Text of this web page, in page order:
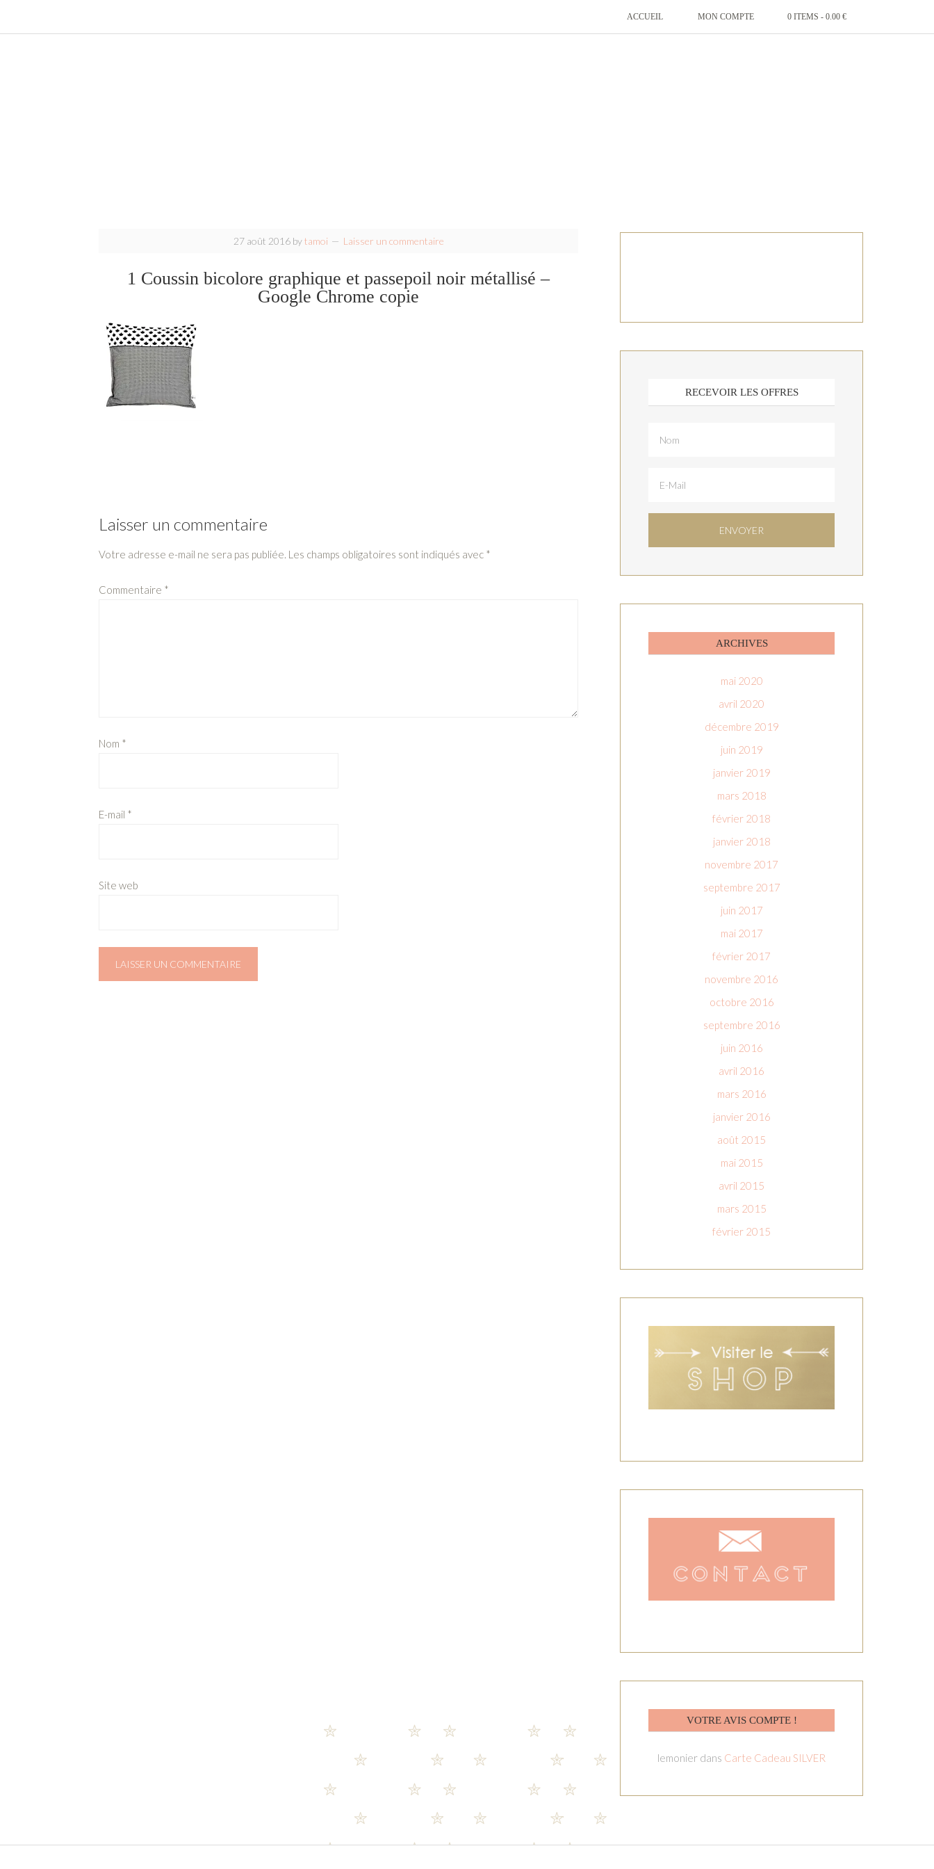
ACCUEIL MON COMPTE 0 ITEMS - 0.00 €
27 août 2016bytamoi Laisser un commentaire
1 Coussin bicolore graphique et passepoil noir métallisé –
Google Chrome copie
Laisser un commentaire
Votre adresse e-mail ne sera pas publiée. Les champs obligatoires sont indiqués avec *
Commentaire *
Nom *
E-mail *
Site web
RECEVOIR LES OFFRES
ARCHIVES
mai 2020
avril 2020
décembre 2019
juin 2019
janvier 2019
mars 2018
février 2018
janvier 2018
novembre 2017
septembre 2017
juin 2017
mai 2017
février 2017
novembre 2016
octobre 2016
septembre 2016
juin 2016
avril 2016
mars 2016
janvier 2016
août 2015
mai 2015
avril 2015
mars 2015
février 2015
VOTRE AVIS COMPTE !
lemonier dans Carte Cadeau SILVER